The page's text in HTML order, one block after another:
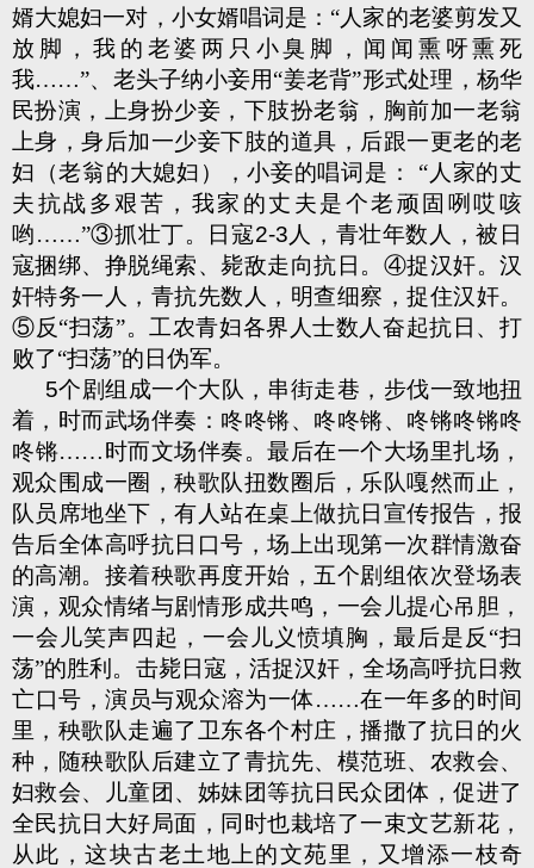
婿大媳妇一对，小女婿唱词是：“人家的老婆剪发又
放脚，我的老婆两只小臭脚，闻闻熏呀熏死
我……”、老头子纳小妾用“姜老背”形式处理，杨华
民扮演，上身扮少妾，下肢扮老翁，胸前加一老翁
上身，身后加一少妾下肢的道具，后跟一更老的老
妇（老翁的大媳妇），小妾的唱词是： “人家的丈
夫抗战多艰苦，我家的丈夫是个老顽固咧哎咳
哟……”③抓壮丁。日寇2-3 人，青壮年数人，被日
寇捆绑、挣脱绳索、毙敌走向抗日。④捉汉奸。汉
奸特务一人，青抗先数人，明查细察，捉住汉奸。
⑤反“扫荡”。工农青妇各界人士数人奋起抗日、打
败了“扫荡”的日伪军。
5个剧组成一个大队，串街走巷，步伐一致地扭
着，时而武场伴奏：咚咚锵、咚咚锵、咚锵咚锵咚
咚锵……时而文场伴奏。最后在一个大场里扎场，
观众围成一圈，秧歌队扭数圈后，乐队嘎然而止，
队员席地坐下，有人站在桌上做抗日宣传报告，报
告后全体高呼抗日口号，场上出现第一次群情激奋
的高潮。接着秧歌再度开始，五个剧组依次登场表
演，观众情绪与剧情形成共鸣，一会儿提心吊胆，
一会儿笑声四起，一会儿义愤填胸，最后是反“扫
荡”的胜利。击毙日寇，活捉汉奸，全场高呼抗日救
亡口号，演员与观众溶为一体……在一年多的时间
里，秧歌队走遍了卫东各个村庄，播撒了抗日的火
种，随秧歌队后建立了青抗先、模范班、农救会、
妇救会、儿童团、姊妹团等抗日民众团体，促进了
全民抗日大好局面，同时也栽培了一束文艺新花，
从此，这块古老土地上的文苑里，又增添一枝奇